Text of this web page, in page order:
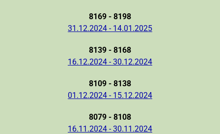
8169 - 8198
31.12.2024 - 14.01.2025
8139 - 8168
16.12.2024 - 30.12.2024
8109 - 8138
01.12.2024 - 15.12.2024
8079 - 8108
16.11.2024 - 30.11.2024